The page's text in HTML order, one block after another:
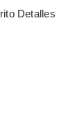
Detalles